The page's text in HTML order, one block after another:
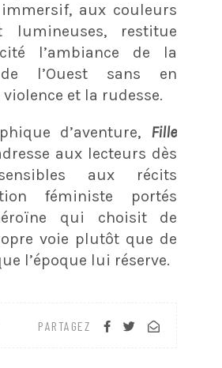
aux couleurs
lumineuses, restitue
l’ambiance de la
de l’Ouest sans en
et la rudesse.
d’aventure, Fille
aux lecteurs dès
aux récits
féministe portés
qui choisit de
voie plutôt que de
l’époque lui réserve.
PARTAGEZ